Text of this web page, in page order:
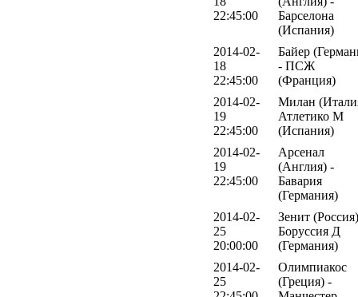
22:45:00
Барселона
(Испания)
2014-02-
18
22:45:00
Байер
- ПСЖ
(Франция)
2014-02-
19
22:45:00
Милан
Атлетико М
(Испания)
2014-02-
19
22:45:00
Арсенал
(Англия) -
Бавария
(Германия)
2014-02-
25
20:00:00
Зенит
Боруссия Д
(Германия)
2014-02-
25
Олимпиакос
(Греция) -